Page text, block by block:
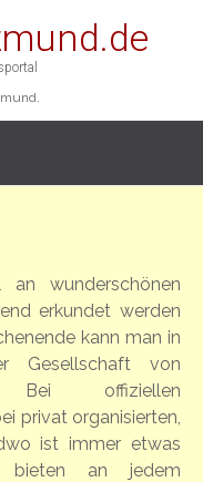
wunderschönen
erkundet werden
kann man in
Gesellschaft von
Bei offiziellen
privat organisierten,
ist immer etwas
bieten an jedem